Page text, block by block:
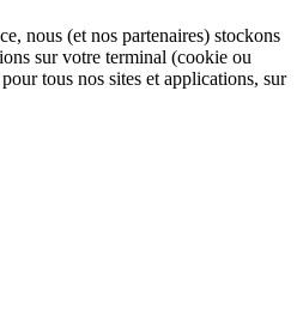
nous (et nos partenaires) stockons
sur votre terminal (cookie ou
tous nos sites et applications, sur